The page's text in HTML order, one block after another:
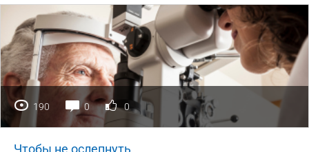
190 0 0
Чтобы не ослепнуть